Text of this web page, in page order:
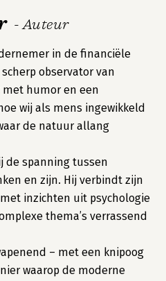
- Auteur
in de financiële
observator van
humor en een
wij als mens ingewikkeld
de natuur allang
de spanning tussen
en zijn. Hij verbindt zijn
inzichten uit psychologie
thema’s verrassend
– met een knipoog
waarop de moderne